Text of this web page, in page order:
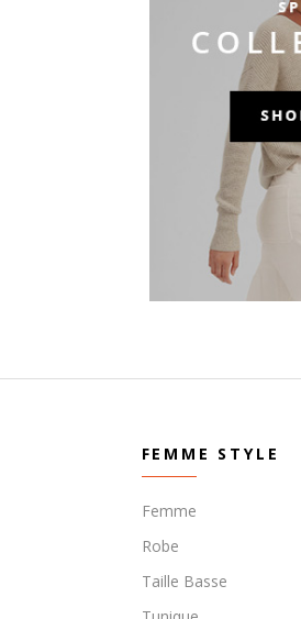
FEMME STYLE
Femme
Robe
Taille Basse